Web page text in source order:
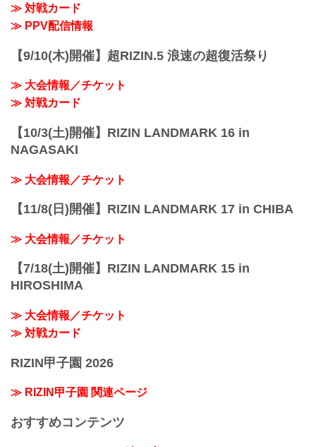
≫ 対戦カード
≫ PPV配信情報
【9/10(木)開催】超RIZIN.5 浪速の超復活祭り
≫ 大会情報／チケット
≫ 対戦カード
【10/3(土)開催】RIZIN LANDMARK 16 in
NAGASAKI
≫ 大会情報／チケット
【11/8(日)開催】RIZIN LANDMARK 17 in CHIBA
≫ 大会情報／チケット
【7/18(土)開催】RIZIN LANDMARK 15 in
HIROSHIMA
≫ 大会情報／チケット
≫ 対戦カード
RIZIN甲子園 2026
≫ RIZIN甲子園 関連ページ
おすすめコンテンツ